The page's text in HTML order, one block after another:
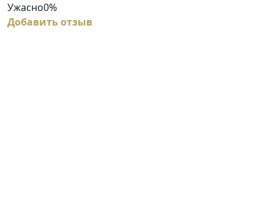
Ужасно0%
Добавить отзыв